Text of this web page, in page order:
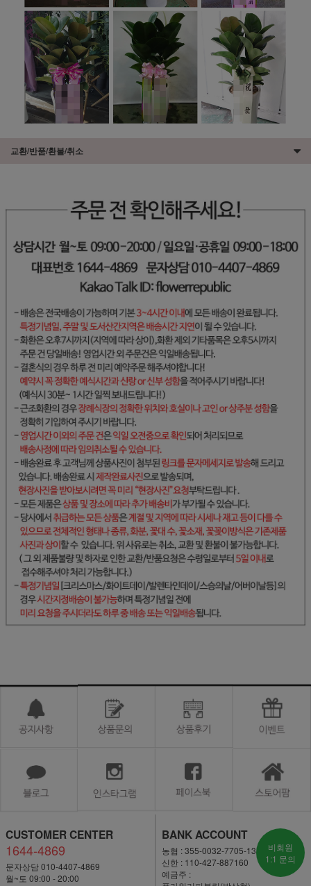
교환/반품/환불/취소
CUSTOMER CENTER
1644-4869
문자상담 010-4407-4869
월~토 09:00 - 20:00
BANK ACCOUNT
농협 : 355-0032-7705-13
신한 : 110-427-887160
예금주 :
비회원
1:1 문의